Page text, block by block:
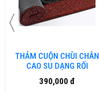
THẢM CUỘN CHÙI CHÂN
CAO SU DẠNG RỐI
390,000 đ